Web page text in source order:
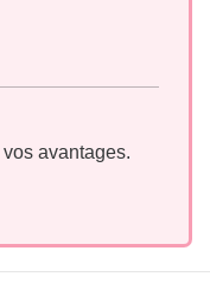
avantages.